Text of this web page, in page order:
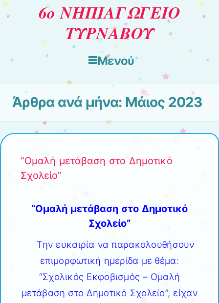
6ο ΝΗΠΙΑΓΩΓΕΙΟ
ΤΥΡΝΑΒΟΥ
Μενού
Μετάβαση στο περιεχόμενο
Άρθρα ανά μήνα: Μάιος 2023
“Ομαλή μετάβαση στο Δημοτικό
Σχολείο”
“Ομαλή μετάβαση στο Δημοτικό
Σχολείο”
Την ευκαιρία να παρακολουθήσουν
επιμορφωτική ημερίδα με θέμα:
“Σχολικός Εκφοβισμός – Ομαλή
μετάβαση στο Δημοτικό Σχολείο”, είχαν